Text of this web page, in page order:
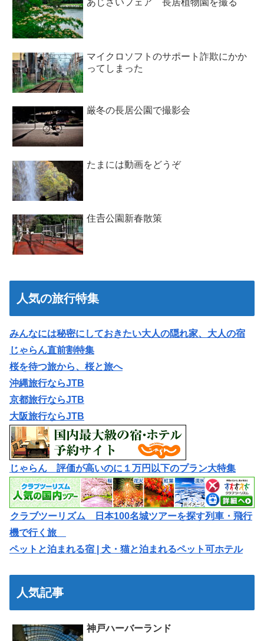
あじさいフェア 長居植物園を撮る
マイクロソフトのサポート詐欺にかか
ってしまった
厳冬の長居公園で撮影会
たまには動画をどうぞ
住𠮷公園新春散策
人気の旅行特集
みんなには秘密にしておきたい大人の隠れ家、大人の宿
じゃらん直前割特集
桜を待つ旅から、桜と旅へ
沖縄旅行ならJTB
京都旅行ならJTB
大阪旅行ならJTB
じゃらん 評価が高いのに１万円以下のプラン大特集
クラブツーリズム 日本100名城ツアーを探す列車・飛行
機で行く旅
ペットと泊まれる宿 | 犬・猫と泊まれるペット可ホテル
人気記事
神戸ハーバーランド